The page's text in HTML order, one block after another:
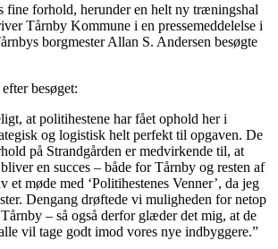
fine forhold, herunder en helt ny træningshal
Tårnby Kommune i en pressemeddelelse i
borgmester Allan S. Andersen besøgte
besøget:
at politihestene har fået ophold her i
og logistisk helt perfekt til opgaven. De
på Strandgården er medvirkende til, at
en succes – både for Tårnby og resten af
et møde med ‘Politihestenes Venner’, da jeg
Dengang drøftede vi muligheden for netop
– så også derfor glæder det mig, at de
vil tage godt imod vores nye indbyggere.”